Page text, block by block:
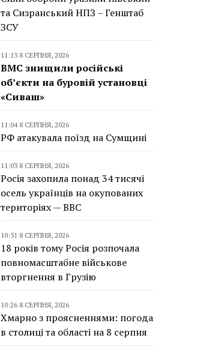
та Сизранський НПЗ – Генштаб
ЗСУ
11:13 8 СЕРПНЯ, 2026
ВМС знищили російські
об’єкти на буровій установці
«Сиваш»
11:04 8 СЕРПНЯ, 2026
РФ атакувала поїзд на Сумщині
11:03 8 СЕРПНЯ, 2026
Росія захопила понад 34 тисячі
осель українців на окупованих
територіях — BBC
10:51 8 СЕРПНЯ, 2026
18 років тому Росія розпочала
повномасштабне військове
вторгнення в Грузію
10:26 8 СЕРПНЯ, 2026
Хмарно з проясненнями: погода
в столиці та області на 8 серпня